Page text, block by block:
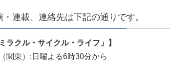
連載、連絡先は下記の通りです。
ラクル・サイクル・ライフ」】
関東）:日曜よる6時30分から